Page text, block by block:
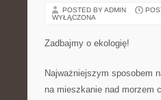
POSTED BY ADMIN
WYŁĄCZONA
Zadbajmy o ekologię!
Najważniejszym sposobem
na mieszkanie nad morzem